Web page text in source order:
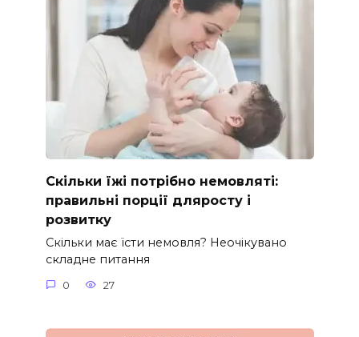
Скільки їжі потрібно немовляті:
правильні порції дляросту і
розвитку
Скільки має їсти немовля? Неочікувано
складне питання
0 27